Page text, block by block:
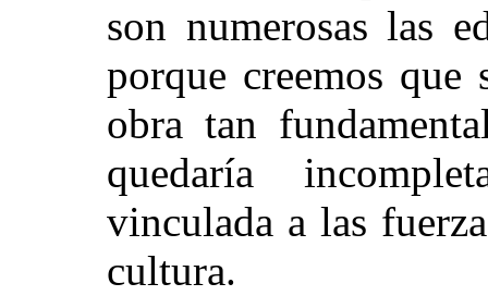
son numerosas las
porque creemos que
obra tan
quedaría
vinculada a las
cultura.